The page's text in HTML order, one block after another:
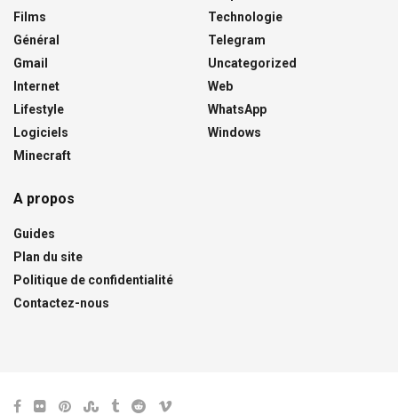
Films
Général
Gmail
Internet
Lifestyle
Logiciels
Minecraft
Technologie
Telegram
Uncategorized
Web
WhatsApp
Windows
A propos
Guides
Plan du site
Politique de confidentialité
Contactez-nous